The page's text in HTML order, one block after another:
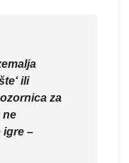
ili
za
ne
igre –